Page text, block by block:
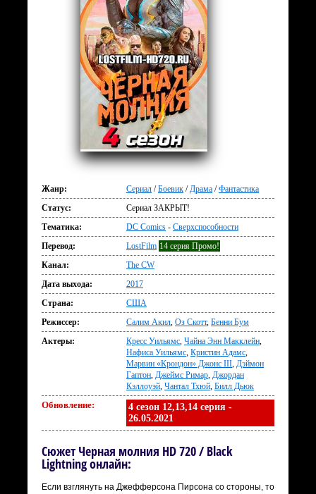
Жанр: Сериал /Боевик /Драма /Фантастика
Статус:
Сериал ЗАКРЫТ!
Тематика:
DC Comics - Сверхспособности
Перевод:
LostFilm 14 серия Промо!
Канал:
The CW
Дата выхода:
2017
Страна:
США
Режиссер:
Салим Акил, Оз Скотт, Бенни Бум
Актеры:
Кресс Уильямс, Чайна Энн Макклейн,
Нафиса Уильямс, Кристин Адамс,
Марвин «Крондон» Джонс III, Дэймон
Гаптон, Джеймс Римар, Джордан
Кэллоуэй, Чантал Тхюй, Билл Дьюк
Обновление:
4 сезон 12,13,14 серия -
26.05.2021
Сюжет Черная молния HD 720 / Black
Lightning онлайн:
Если взглянуть на Джефферсона Пирсона со стороны, то